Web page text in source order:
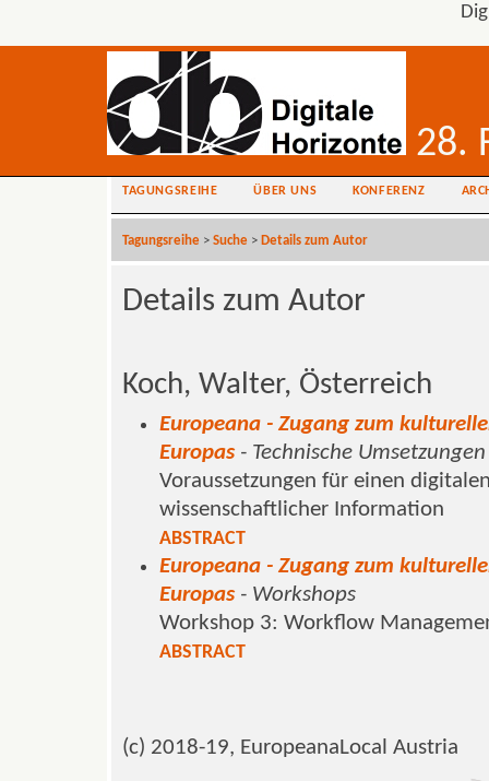
28.
TAGUNGSREIHE ÜBER UNS KONFERENZ
Tagungsreihe > Suche > Details zum Autor
Details zum Autor
Koch, Walter, Österreich
Europeana - Zugang zum
Europas- Technische Umsetzungen
Voraussetzungen für einen
wissenschaftlicher Information
ABSTRACT
Europeana - Zugang zum
Europas- Workshops
Workshop 3: Workflow
ABSTRACT
(c) 2018-19, EuropeanaLocal Austria